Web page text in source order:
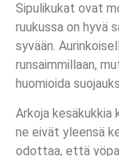
Sipulikukat ovat
ruukussa on hyvä
syvään.
runsaimmillaan,
huomioida
Arkoja kesäkukkia
ne eivät yleensä
odottaa, että